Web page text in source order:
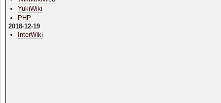
YukiWiki
PHP
2018-12-19
InterWiki